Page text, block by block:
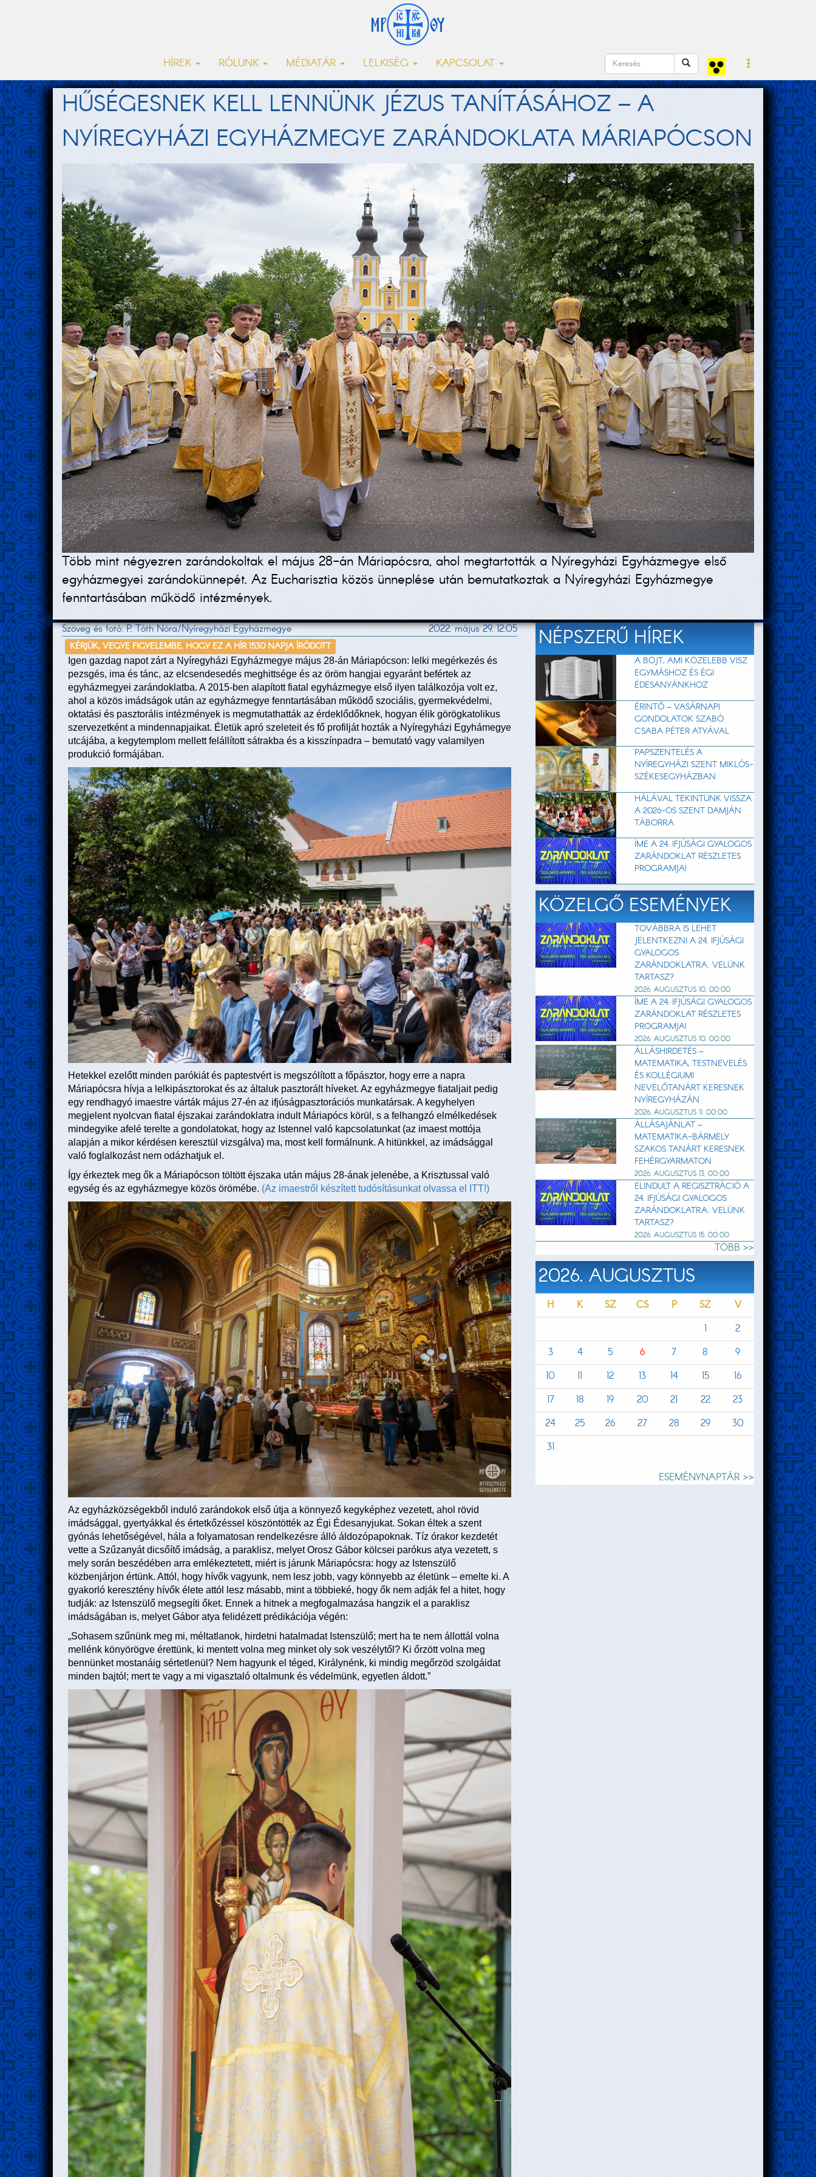
HÍREK RÓLUNK MÉDIATÁR LELKISÉG KAPCSOLAT
HŰSÉGESNEK KELL LENNÜNK JÉZUS TANÍTÁSÁHOZ – A
NYÍREGYHÁZI EGYHÁZMEGYE ZARÁNDOKLATA MÁRIAPÓCSON
Több mint négyezren zarándokoltak el május 28-án Máriapócsra, ahol megtartották a Nyíregyházi Egyházmegye első
egyházmegyei zarándokünnepét. Az Eucharisztia közös ünneplése után bemutatkoztak a Nyíregyházi Egyházmegye
fenntartásában működő intézmények.
Szöveg és fotó: P. Tóth Nóra/Nyíregyházi Egyházmegye 2022. május 29. 12:05
KÉRJÜK, VEGYE FIGYELEMBE, HOGY EZ A HÍR 1530 NAPJA ÍRÓDOTT
Igen gazdag napot zárt a Nyíregyházi Egyházmegye május 28-án Máriapócson: lelki megérkezés és
pezsgés, ima és tánc, az elcsendesedés meghittsége és az öröm hangjai egyaránt befértek az
egyházmegyei zarándoklatba. A 2015-ben alapított fiatal egyházmegye első ilyen találkozója volt ez,
ahol a közös imádságok után az egyházmegye fenntartásában működő szociális, gyermekvédelmi,
oktatási és pasztorális intézmények is megmutathatták az érdeklődőknek, hogyan élik görögkatolikus
szervezetként a mindennapjaikat. Életük apró szeleteit és fő profilját hozták a Nyíregyházi Egyhámegye
utcájába, a kegytemplom mellett felállított sátrakba és a kisszínpadra – bemutató vagy valamilyen
produkció formájában.
Hetekkel ezelőtt minden parókiát és paptestvért is megszólított a főpásztor, hogy erre a napra
Máriapócsra hívja a lelkipásztorokat és az általuk pasztorált híveket. Az egyházmegye fiataljait pedig
egy rendhagyó imaestre várták május 27-én az ifjúságpasztorációs munkatársak. A kegyhelyen
megjelent nyolcvan fiatal éjszakai zarándoklatra indult Máriapócs körül, s a felhangzó elmélkedések
mindegyike afelé terelte a gondolatokat, hogy az Istennel való kapcsolatunkat (az imaest mottója
alapján a mikor kérdésen keresztül vizsgálva) ma, most kell formálnunk. A hitünkkel, az imádsággal
való foglalkozást nem odázhatjuk el.
Így érkeztek meg ők a Máriapócson töltött éjszaka után május 28-ának jelenébe, a Krisztussal való
egység és az egyházmegye közös örömébe. (Az imaestről készített tudósításunkat olvassa el ITT!)
Az egyházközségekből induló zarándokok első útja a könnyező kegyképhez vezetett, ahol rövid
imádsággal, gyertyákkal és értetkőzéssel köszöntötték az Égi Édesanyjukat. Sokan éltek a szent
gyónás lehetőségével, hála a folyamatosan rendelkezésre álló áldozópapoknak. Tíz órakor kezdetét
vette a Szűzanyát dicsőítő imádság, a paraklisz, melyet Orosz Gábor kölcsei parókus atya vezetett, s
mely során beszédében arra emlékeztetett, miért is járunk Máriapócsra: hogy az Istenszülő
közbenjárjon értünk. Attól, hogy hívők vagyunk, nem lesz jobb, vagy könnyebb az életünk – emelte ki. A
gyakorló keresztény hívők élete attól lesz másabb, mint a többieké, hogy ők nem adják fel a hitet, hogy
tudják: az Istenszülő megsegíti őket. Ennek a hitnek a megfogalmazása hangzik el a paraklisz
imádságában is, melyet Gábor atya felidézett prédikációja végén:
„Sohasem szűnünk meg mi, méltatlanok, hirdetni hatalmadat Istenszülő; mert ha te nem állottál volna
mellénk könyörögve érettünk, ki mentett volna meg minket oly sok veszélytől? Ki őrzött volna meg
bennünket mostanáig sértetlenül? Nem hagyunk el téged, Királynénk, ki mindig megőrzöd szolgáidat
minden bajtól; mert te vagy a mi vigasztaló oltalmunk és védelmünk, egyetlen áldott.”
NÉPSZERŰ HÍREK
A BÖJT, AMI KÖZELEBB VISZ
EGYMÁSHOZ ÉS ÉGI
ÉDESANYÁNKHOZ
ÉRINTŐ – VASÁRNAPI
GONDOLATOK SZABÓ
CSABA PÉTER ATYÁVAL
PAPSZENTELÉS A
NYÍREGYHÁZI SZENT MIKLÓS-
SZÉKESEGYHÁZBAN
HÁLÁVAL TEKINTÜNK VISSZA
A 2026-OS SZENT DAMJÁN
TÁBORRA
ÍME A 24. IFJÚSÁGI GYALOGOS
ZARÁNDOKLAT RÉSZLETES
PROGRAMJA!
KÖZELGŐ ESEMÉNYEK
TOVÁBBRA IS LEHET
JELENTKEZNI A 24. IFJÚSÁGI
GYALOGOS
ZARÁNDOKLATRA. VELÜNK
TARTASZ?
2026. AUGUSZTUS 10. 00:00
ÍME A 24. IFJÚSÁGI GYALOGOS
ZARÁNDOKLAT RÉSZLETES
PROGRAMJA!
2026. AUGUSZTUS 10. 00:00
ÁLLÁSHIRDETÉS –
MATEMATIKA, TESTNEVELÉS
ÉS KOLLÉGIUMI
NEVELŐTANÁRT KERESNEK
NYÍREGYHÁZÁN
2026. AUGUSZTUS 11. 00:00
ÁLLÁSAJÁNLAT –
MATEMATIKA-BÁRMELY
SZAKOS TANÁRT KERESNEK
FEHÉRGYARMATON
2026. AUGUSZTUS 13. 00:00
ELINDULT A REGISZTRÁCIÓ A
24. IFJÚSÁGI GYALOGOS
ZARÁNDOKLATRA. VELÜNK
TARTASZ?
2026. AUGUSZTUS 15. 00:00
TÖBB >>
2026. AUGUSZTUS
H K SZ CS P SZ
V
1
2
3
4 5 6 7 8
9
10
11 12 13 14 15
16
17
18 19 20 21 22
23
24
25 26 27 28 29
30
31
ESEMÉNYNAPTÁR >>